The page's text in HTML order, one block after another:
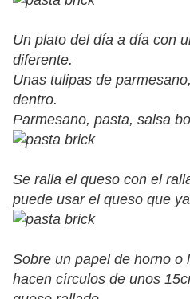
Un plato del día a día con
diferente.
Unas tulipas de
dentro.
Parmesano, pasta, salsa
Se ralla el queso con el
puede usar el queso que
Sobre un papel de horno o
hacen círculos de unos